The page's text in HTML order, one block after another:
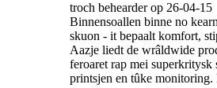
troch behearder op 26-04-15
Binnensoallen binne no
skuon - it bepaalt komfort,
Aazje liedt de wrâldwide
feroaret rap mei
printsjen en tûke